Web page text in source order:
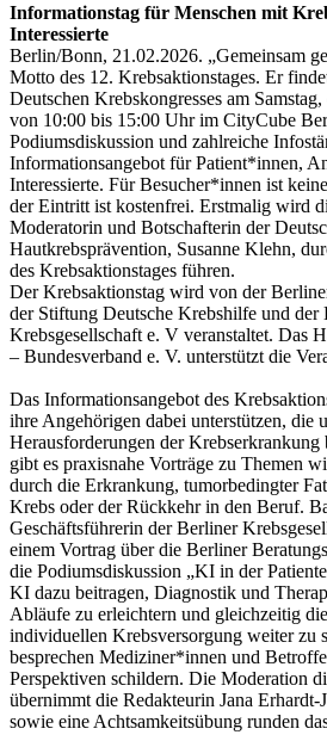
Informationstag für Menschen mit
Interessierte
Berlin/Bonn, 21.02.2026. „Gemeinsam
Motto des 12. Krebsaktionstages. Er
Deutschen Krebskongresses am
von 10:00 bis 15:00 Uhr im CityCube
Podiumsdiskussion und zahlreiche
Informationsangebot für Patient*innen,
Interessierte. Für Besucher*innen ist
der Eintritt ist kostenfrei. Erstmalig wird
Moderatorin und Botschafterin der
Hautkrebsprävention, Susanne Klehn,
des Krebsaktionstages führen.
Der Krebsaktionstag wird von der
der Stiftung Deutsche Krebshilfe und der
Krebsgesellschaft e. V veranstaltet. Das
– Bundesverband e. V. unterstützt die
Das Informationsangebot des
ihre Angehörigen dabei unterstützen, die
Herausforderungen der Krebserkrankung
gibt es praxisnahe Vorträge zu Themen
durch die Erkrankung, tumorbedingter
Krebs oder der Rückkehr in den Beruf.
Geschäftsführerin der Berliner
einem Vortrag über die Berliner
die Podiumsdiskussion „KI in der
KI dazu beitragen, Diagnostik und
Abläufe zu erleichtern und gleichzeitig
individuellen Krebsversorgung weiter zu
besprechen Mediziner*innen und
Perspektiven schildern. Die Moderation
übernimmt die Redakteurin Jana
sowie eine Achtsamkeitsübung runden